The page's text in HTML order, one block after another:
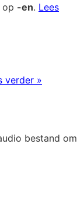
op -en. Lees
verder »
bestand om